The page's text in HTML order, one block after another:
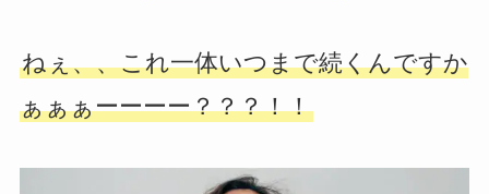
ねぇ、、これ一体いつまで続くんですか
ぁぁぁーーーー？？？！！